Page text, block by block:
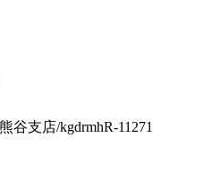
谷支店/kgdrmhR-11271